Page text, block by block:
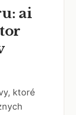
ai
ktoré